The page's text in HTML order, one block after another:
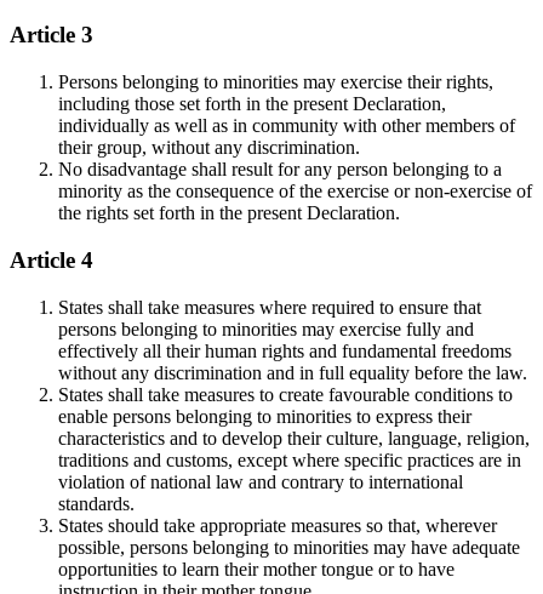
Article 3
Persons belonging to minorities may exercise their rights,
including those set forth in the present Declaration,
individually as well as in community with other members of
their group, without any discrimination.
No disadvantage shall result for any person belonging to a
minority as the consequence of the exercise or non-exercise of
the rights set forth in the present Declaration.
Article 4
States shall take measures where required to ensure that
persons belonging to minorities may exercise fully and
effectively all their human rights and fundamental freedoms
without any discrimination and in full equality before the law.
States shall take measures to create favourable conditions to
enable persons belonging to minorities to express their
characteristics and to develop their culture, language, religion,
traditions and customs, except where specific practices are in
violation of national law and contrary to international
standards.
States should take appropriate measures so that, wherever
possible, persons belonging to minorities may have adequate
opportunities to learn their mother tongue or to have